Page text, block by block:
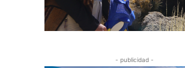
- publicidad -